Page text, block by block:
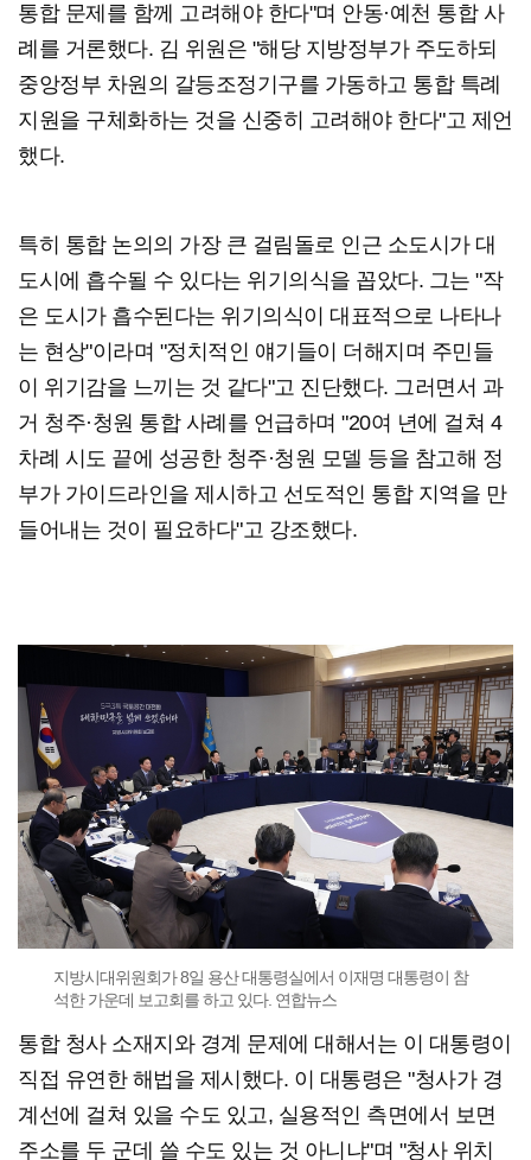
통합 문제를 함께 고려해야 한다"며 안동·예천 통합 사
례를 거론했다. 김 위원은 "해당 지방정부가 주도하되
중앙정부 차원의 갈등조정기구를 가동하고 통합 특례
지원을 구체화하는 것을 신중히 고려해야 한다"고 제언
했다.
특히 통합 논의의 가장 큰 걸림돌로 인근 소도시가 대
도시에 흡수될 수 있다는 위기의식을 꼽았다. 그는 "작
은 도시가 흡수된다는 위기의식이 대표적으로 나타나
는 현상"이라며 "정치적인 얘기들이 더해지며 주민들
이 위기감을 느끼는 것 같다"고 진단했다. 그러면서 과
거 청주·청원 통합 사례를 언급하며 "20여 년에 걸쳐 4
차례 시도 끝에 성공한 청주·청원 모델 등을 참고해 정
부가 가이드라인을 제시하고 선도적인 통합 지역을 만
들어내는 것이 필요하다"고 강조했다.
지방시대위원회가 8일 용산 대통령실에서 이재명 대통령이 참
석한 가운데 보고회를 하고 있다. 연합뉴스
통합 청사 소재지와 경계 문제에 대해서는 이 대통령이
직접 유연한 해법을 제시했다. 이 대통령은 "청사가 경
계선에 걸쳐 있을 수도 있고, 실용적인 측면에서 보면
주소를 두 군데 쓸 수도 있는 것 아니냐"며 "청사 위치